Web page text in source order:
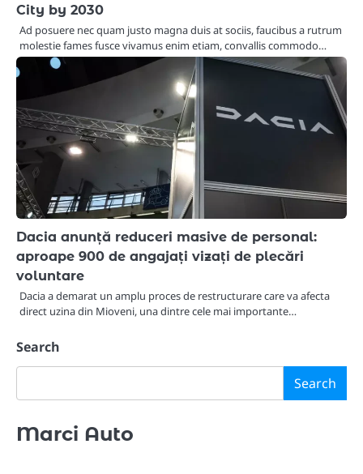
City by 2030
Ad posuere nec quam justo magna duis at sociis, faucibus a rutrum
molestie fames fusce vivamus enim etiam, convallis commodo…
Dacia anunță reduceri masive de personal:
aproape 900 de angajați vizați de plecări
voluntare
Dacia a demarat un amplu proces de restructurare care va afecta
direct uzina din Mioveni, una dintre cele mai importante…
Search
Search
Marci Auto